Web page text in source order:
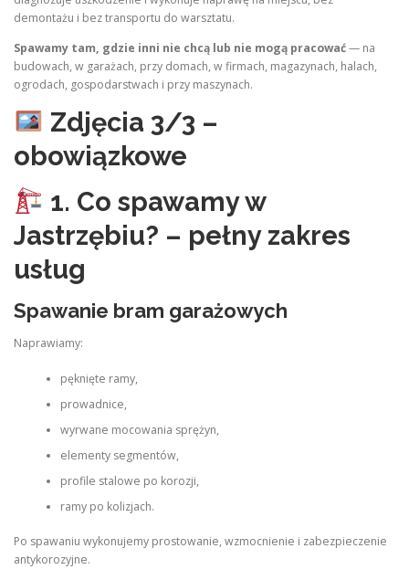
demontażu i bez transportu do warsztatu.
Spawamy tam, gdzie inni nie chcą lub nie mogą pracować— na
budowach, w garażach, przy domach, w firmach, magazynach, halach,
ogrodach, gospodarstwach i przy maszynach.
Zdjęcia 3/3 –
obowiązkowe
1. Co spawamy w
Jastrzębiu? – pełny zakres
usług
Spawanie bram garażowych
Naprawiamy:
pęknięte ramy,
prowadnice,
wyrwane mocowania sprężyn,
elementy segmentów,
profile stalowe po korozji,
ramy po kolizjach.
Po spawaniu wykonujemy prostowanie, wzmocnienie i zabezpieczenie
antykorozyjne.